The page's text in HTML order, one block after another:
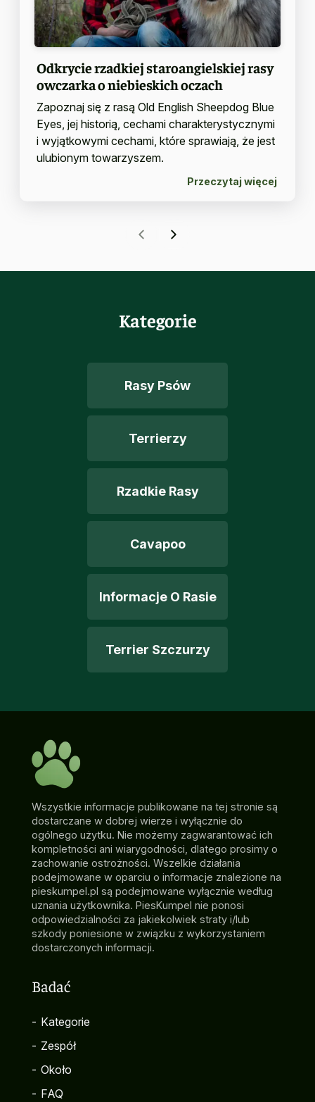
Odkrycie rzadkiej staroangielskiej rasy
owczarka o niebieskich oczach
Zapoznaj się z rasą Old English Sheepdog Blue
Eyes, jej historią, cechami charakterystycznymi
i wyjątkowymi cechami, które sprawiają, że jest
ulubionym towarzyszem.
Przeczytaj więcej
Kategorie
Rasy Psów
Terrierzy
Rzadkie Rasy
Cavapoo
Informacje O Rasie
Terrier Szczurzy
Wszystkie informacje publikowane na tej stronie są
dostarczane w dobrej wierze i wyłącznie do
ogólnego użytku. Nie możemy zagwarantować ich
kompletności ani wiarygodności, dlatego prosimy o
zachowanie ostrożności. Wszelkie działania
podejmowane w oparciu o informacje znalezione na
pieskumpel.pl są podejmowane wyłącznie według
uznania użytkownika. PiesKumpel nie ponosi
odpowiedzialności za jakiekolwiek straty i/lub
szkody poniesione w związku z wykorzystaniem
dostarczonych informacji.
Badać
- Kategorie
- Zespół
- Około
- FAQ